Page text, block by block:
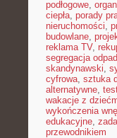
podłogowe,
ciepła, porady
nieruchomości,
budowlane,
reklama TV,
segregacja
skandynawski,
cyfrowa, sztuka
alternatywne,
wakacje z
wykończenia
edukacyjne,
przewodnikiem